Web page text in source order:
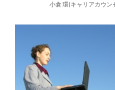
小倉 環(キャリアカウン